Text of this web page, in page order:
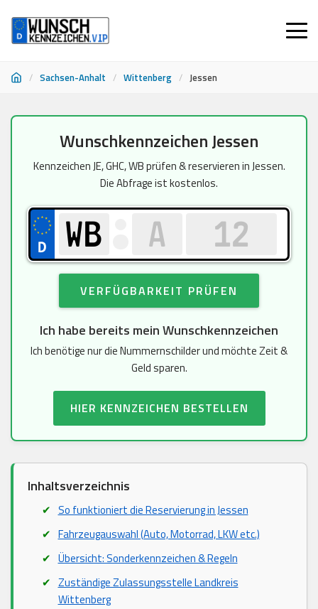
/ Sachsen-Anhalt / Wittenberg / Jessen
springen
Wunschkennzeichen Jessen
Kennzeichen JE, GHC, WB prüfen & reservieren in Jessen.
Die Abfrage ist kostenlos.
VERFÜGBARKEIT PRÜFEN
Ich habe bereits mein Wunschkennzeichen
Ich benötige nur die Nummernschilder und möchte Zeit &
Geld sparen.
HIER KENNZEICHEN BESTELLEN
Inhaltsverzeichnis
So funktioniert die Reservierung in Jessen
Fahrzeugauswahl (Auto, Motorrad, LKW etc.)
Übersicht: Sonderkennzeichen & Regeln
Zuständige Zulassungsstelle Landkreis
Wittenberg